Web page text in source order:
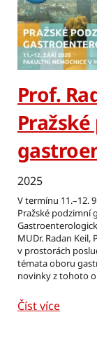
Prof.
2025
V termínu 11.–12.
Pražské podzimní
MUDr. Radan Keil,
v prostorách
témata oboru
novinky z tohoto
Číst více